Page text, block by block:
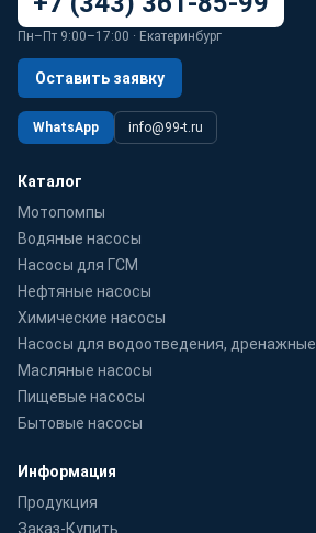
Пн–Пт 9:00–17:00 · Екатеринбург
Оставить заявку
WhatsApp info@99-t.ru
Каталог
Мотопомпы
Водяные насосы
Насосы для ГСМ
Нефтяные насосы
Химические насосы
Насосы для водоотведения, дренажные
Масляные насосы
Пищевые насосы
Бытовые насосы
Информация
Продукция
Заказ-Купить